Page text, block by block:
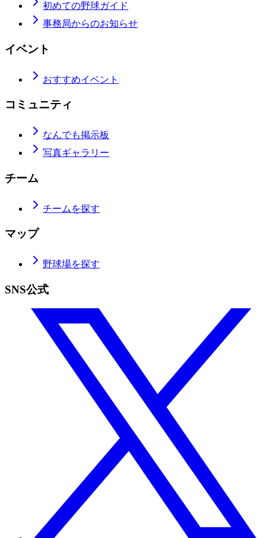
初めての野球ガイド
事務局からのお知らせ
イベント
おすすめイベント
コミュニティ
なんでも掲示板
写真ギャラリー
チーム
チームを探す
マップ
野球場を探す
SNS公式